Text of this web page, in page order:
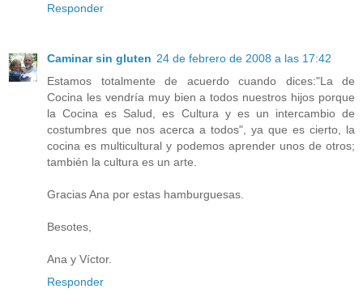
Responder
Caminar sin gluten 24 de febrero de 2008 a las 17:42
Estamos totalmente de acuerdo cuando dices:"La de
Cocina les vendría muy bien a todos nuestros hijos porque
la Cocina es Salud, es Cultura y es un intercambio de
costumbres que nos acerca a todos", ya que es cierto, la
cocina es multicultural y podemos aprender unos de otros;
también la cultura es un arte.
Gracias Ana por estas hamburguesas.
Besotes,
Ana y Víctor.
Responder